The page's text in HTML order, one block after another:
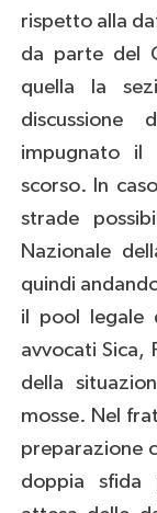
rispetto alla
da parte del
quella la
discussione
impugnato il
scorso. In
strade
Nazionale
quindi
il pool legale
avvocati Sica,
della
mosse. Nel
preparazione
doppia